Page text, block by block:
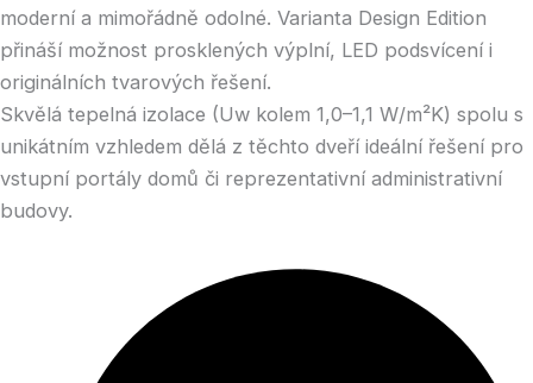
moderní a mimořádně odolné. Varianta Design Edition
přináší možnost prosklených výplní, LED podsvícení i
originálních tvarových řešení.
Skvělá tepelná izolace (Uw kolem 1,0–1,1 W/m²K) spolu s
unikátním vzhledem dělá z těchto dveří ideální řešení pro
vstupní portály domů či reprezentativní administrativní
budovy.